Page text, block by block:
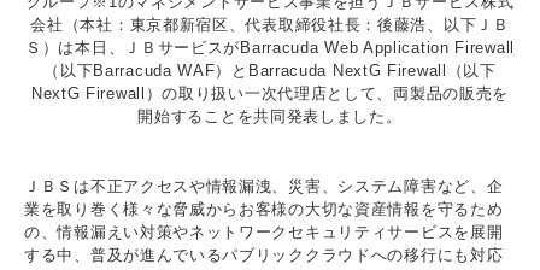
会社（本社：東京都新宿区、代表取締役社長：後藤浩、以下ＪＢ
Ｓ）は本日、ＪＢサービスがBarracuda Web Application Firewall
（以下Barracuda WAF）とBarracuda NextG Firewall（以下
NextG Firewall）の取り扱い一次代理店として、両製品の販売を
開始することを共同発表しました。
ＪＢＳは不正アクセスや情報漏洩、災害、システム障害など、企
業を取り巻く様々な脅威からお客様の大切な資産情報を守るため
の、情報漏えい対策やネットワークセキュリティサービスを展開
する中、普及が進んでいるパブリッククラウドへの移行にも対応